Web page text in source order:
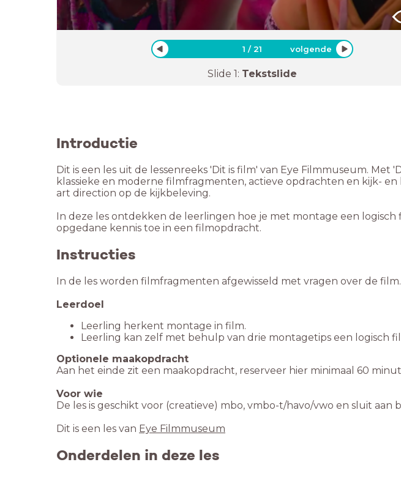
1 /21 volgende
Slide 1: Tekstslide
Introductie
Dit is een les uit de lessenreeks 'Dit is film' van Eye Filmmuseum.
klassieke en moderne filmfragmenten, actieve opdrachten en kijk-
art direction op de kijkbeleving.
In deze les ontdekken de leerlingen hoe je met montage een
opgedane kennis toe in een filmopdracht.
Instructies
In de les worden filmfragmenten afgewisseld met vragen over de
Leerdoel
Leerling herkent montage in film.
Leerling kan zelf met behulp van drie montagetips een logisch
Aan het einde zit een maakopdracht, reserveer hier minimaal 60
Voor wie
De les is geschikt voor (creatieve) mbo, vmbo-t/havo/vwo en sluit aan
Dit is een les van Eye Filmmuseum
Onderdelen in deze les